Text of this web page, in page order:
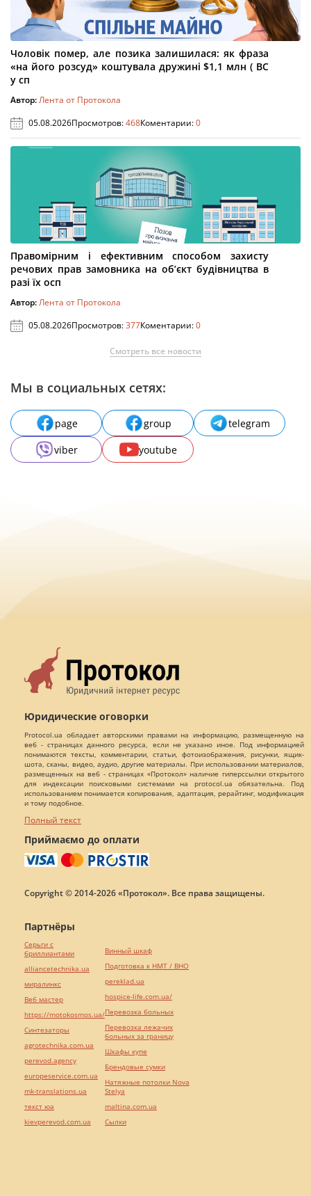
Чоловік помер, але позика залишилася: як фраза
«на його розсуд» коштувала дружині $1,1 млн ( ВС
у сп
Автор:Лента от Протокола
05.08.2026Просмотров:468Коментарии:0
Правомірним і ефективним способом захисту
речових прав замовника на об’єкт будівництва в
разі їх осп
Автор:Лента от Протокола
05.08.2026Просмотров:377Коментарии:0
Смотреть все новости
Мы в социальных сетях:
page group
telegram
viber
youtube
Юридические оговорки
Protocol.ua обладает авторскими правами на информацию, размещенную на
веб - страницах данного ресурса, если не указано иное. Под информацией
понимаются тексты, комментарии, статьи, фотоизображения, рисунки, ящик-
шота, сканы, видео, аудио, другие материалы. При использовании материалов,
размещенных на веб - страницах «Протокол» наличие гиперссылки открытого
для индексации поисковыми системами на protocol.ua обязательна. Под
использованием понимается копирования, адаптация, рерайтинг, модификация
и тому подобное.
Полный текст
Приймаємо до оплати
Copyright © 2014-2026 «Протокол». Все права защищены.
Партнёры
Серьги с
бриллиантами
alliancetechnika.ua
миралинкс
Веб мастер
https://motokosmos.ua/
Синтезаторы
agrotechnika.com.ua
perevod.agency
europeservice.com.ua
mk-translations.ua
текст юа
kievperevod.com.ua
Винный шкаф
Подготовка к НМТ / ВНО
pereklad.ua
hospice-life.com.ua/
Перевозка больных
Перевозка лежачих
больных за границу
Шкафы купе
Брендовые сумки
Натяжные потолки Nova
Stelya
maltina.com.ua
Cылки